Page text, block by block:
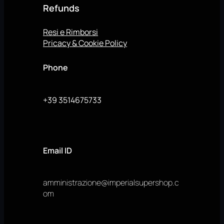
Refunds
Resi e Rimborsi
Pricacy & Cookie Policy
Phone
+39 3514675733
Email ID
amministrazione@imperialsupershop.c
om